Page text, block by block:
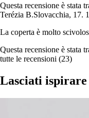
Questa recensione è stata
Terézia B.Slovacchia, 17.
La coperta è molto
Questa recensione è stata
tutte le recensioni (23)
Lasciati ispirare